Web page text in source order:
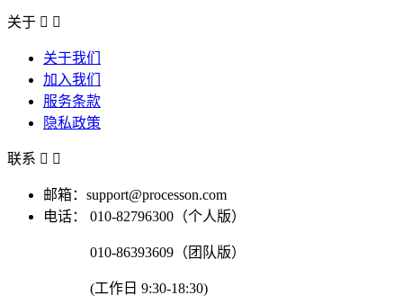
关于  
关于我们
加入我们
服务条款
隐私政策
联系  
邮箱：support@processon.com
电话：
010-82796300（个人版）
010-86393609（团队版）
(工作日 9:30-18:30)